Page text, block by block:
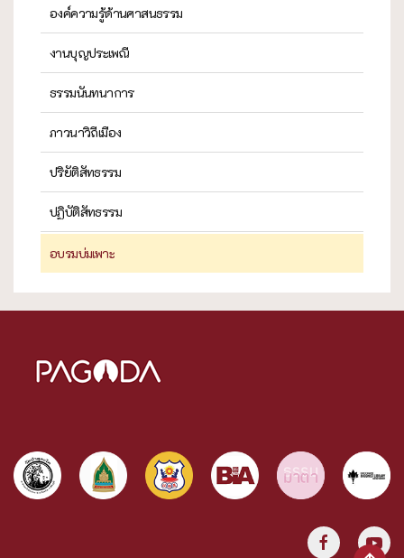
องค์ความรู้ด้านศาสนธรรม
งานบุญประเพณี
ธรรมนันทนาการ
ภาวนาวิถีเมือง
ปริยัติสัทธรรม
ปฏิบัติสัทธรรม
อบรมบ่มเพาะ